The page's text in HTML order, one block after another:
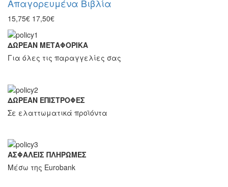
Απαγορευμένα Βιβλία
15,75€ 17,50€
ΔΩΡΕΑΝ ΜΕΤΑΦΟΡΙΚΑ
Για όλες τις παραγγελίες σας
ΔΩΡΕΑΝ ΕΠΙΣΤΡΟΦΕΣ
Σε ελαττωματικά προϊόντα
ΑΣΦΑΛΕΙΣ ΠΛΗΡΩΜΕΣ
Μέσω της Eurobank